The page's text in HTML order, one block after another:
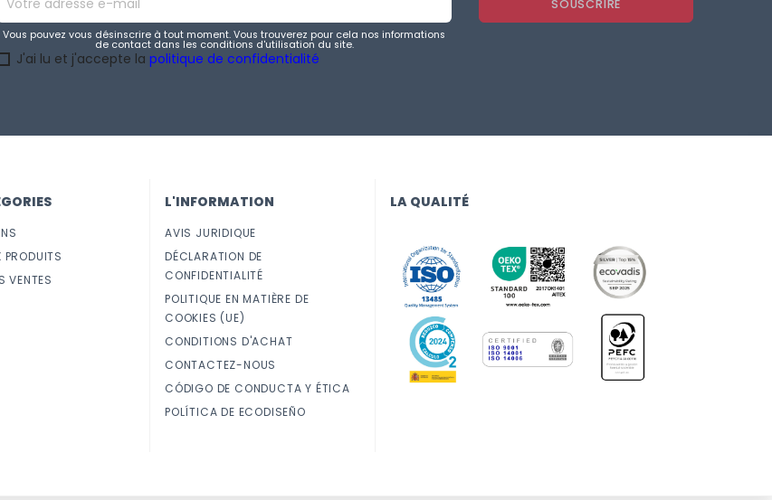
Vous pouvez vous désinscrire à tout moment. Vous trouverez pour cela nos informations
de contact dans les conditions d'utilisation du site.
J'ai lu et j'accepte la politique de confidentialité
PRODUITS
VENTES
L'INFORMATION
AVIS JURIDIQUE
DÉCLARATION DE
CONFIDENTIALITÉ
POLITIQUE EN MATIÈRE DE
COOKIES (UE)
CONDITIONS D'ACHAT
CONTACTEZ-NOUS
CÓDIGO DE CONDUCTA Y ÉTICA
POLÍTICA DE ECODISEÑO
LA QUALITÉ